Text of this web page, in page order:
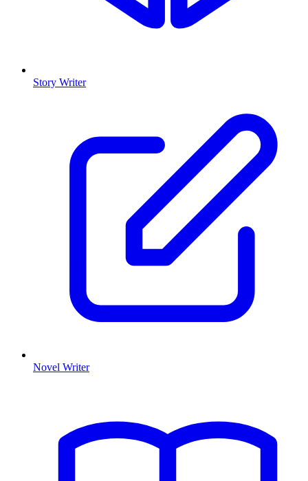
Story Writer
Novel Writer